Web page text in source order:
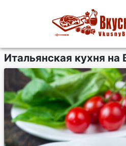
Итальянская кухня на